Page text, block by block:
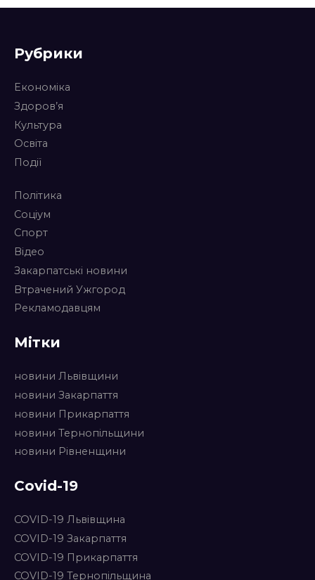
Рубрики
Економіка
Здоров’я
Культура
Освіта
Події
Політика
Соціум
Спорт
Відео
Закарпатські новини
Втрачений Ужгород
Рекламодавцям
Мітки
новини Львівщини
новини Закарпаття
новини Прикарпаття
новини Тернопільщини
новини Рівненщини
Covid-19
COVID-19 Львівщина
COVID-19 Закарпаття
COVID-19 Прикарпаття
COVID-19 Тернопільщина